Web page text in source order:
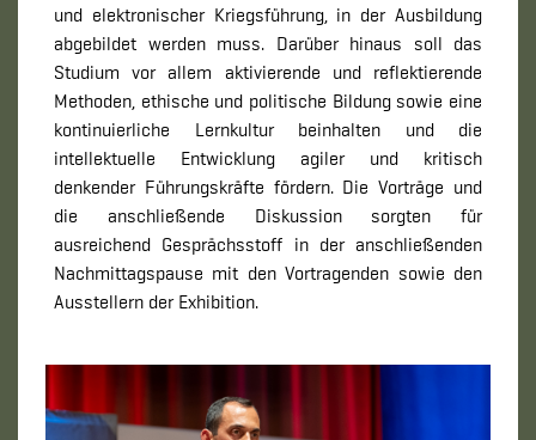
und elektronischer Kriegsführung, in der Ausbildung
abgebildet werden muss. Darüber hinaus soll das
Studium vor allem aktivierende und reflektierende
Methoden, ethische und politische Bildung sowie eine
kontinuierliche Lernkultur beinhalten und die
intellektuelle Entwicklung agiler und kritisch
denkender Führungskräfte fördern. Die Vorträge und
die anschließende Diskussion sorgten für
ausreichend Gesprächsstoff in der anschließenden
Nachmittagspause mit den Vortragenden sowie den
Ausstellern der Exhibition.